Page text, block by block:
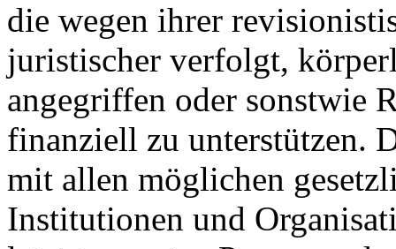
die wegen ihrer
juristischer verfolgt,
angegriffen oder sonstwie
finanziell zu unterstützen.
mit allen möglichen
Institutionen und